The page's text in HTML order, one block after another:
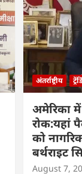
अंतर्राष्ट्रीय
अमेरिका में
रोक:यहां
को
बर्थराइट
August 7,